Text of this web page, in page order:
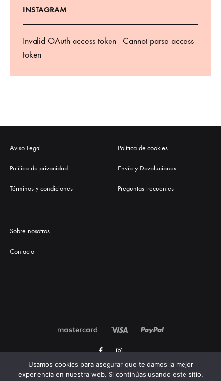
INSTAGRAM
Invalid OAuth access token - Cannot parse access
token
Aviso Legal
Política de privacidad
Términos y condiciones
Política de cookies
Envío y Devoluciones
Preguntas frecuentes
Sobre nosotros
Contacto
FacebookInstagram
©2021 Onyxay. Todos los derechos reservados. Diseñado por Géiser
Usamos cookies para asegurar que te damos la mejor
experiencia en nuestra web. Si continúas usando este sitio,